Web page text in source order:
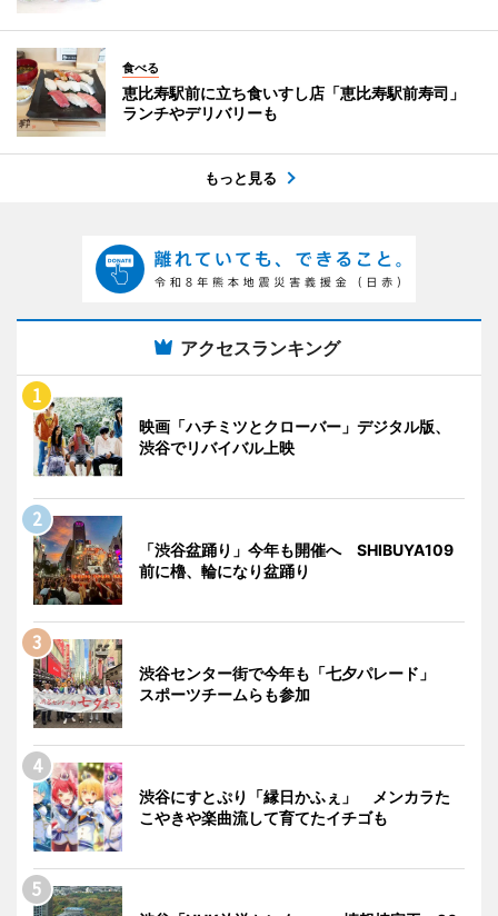
食べる
恵比寿駅前に立ち食いすし店「恵比寿駅前寿司」
ランチやデリバリーも
もっと見る
アクセスランキング
映画「ハチミツとクローバー」デジタル版、
渋谷でリバイバル上映
「渋谷盆踊り」今年も開催へ SHIBUYA109
前に櫓、輪になり盆踊り
渋谷センター街で今年も「七夕パレード」
スポーツチームらも参加
渋谷にすとぷり「縁日かふぇ」 メンカラた
こやきや楽曲流して育てたイチゴも